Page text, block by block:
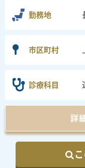
勤務地
市区町村
診療科目
詳